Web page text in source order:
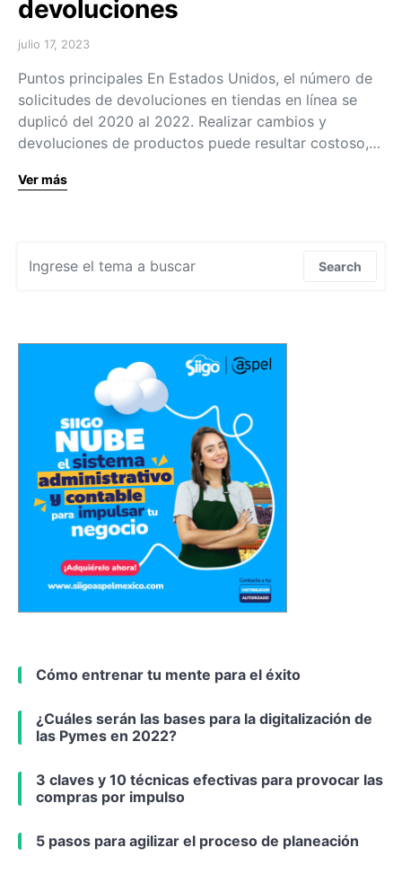
devoluciones
julio 17, 2023
Puntos principales En Estados Unidos, el número de
solicitudes de devoluciones en tiendas en línea se
duplicó del 2020 al 2022. Realizar cambios y
devoluciones de productos puede resultar costoso,…
Ver más
Search
Cómo entrenar tu mente para el éxito
¿Cuáles serán las bases para la digitalización de
las Pymes en 2022?
3 claves y 10 técnicas efectivas para provocar las
compras por impulso
5 pasos para agilizar el proceso de planeación